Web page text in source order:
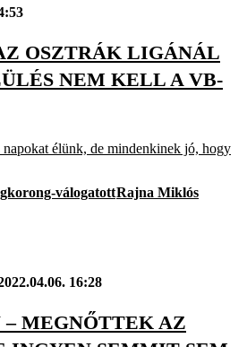
OSZTRÁK LIGÁNÁL
NEM KELL A VB-
élünk, de mindenkinek jó, hogy
válogatottRajna Miklós
16:28
– MEGNŐTTEK AZ